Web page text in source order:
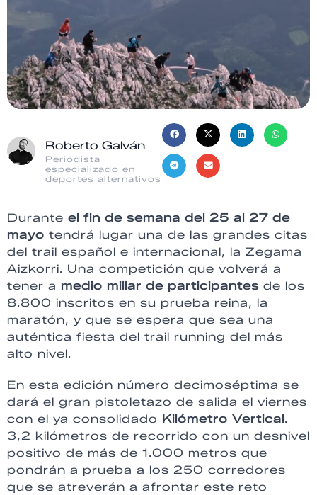
Roberto Galván
Periodista
especializado en
deportes alternativos
Durante el fin de semana del 25 al 27 de
mayo tendrá lugar una de las grandes citas
del trail español e internacional, la Zegama
Aizkorri. Una competición que volverá a
tener a medio millar de participantes de los
8.800 inscritos en su prueba reina, la
maratón, y que se espera que sea una
auténtica fiesta del trail running del más
alto nivel.
En esta edición número decimoséptima se
dará el gran pistoletazo de salida el viernes
con el ya consolidado Kilómetro Vertical.
3,2 kilómetros de recorrido con un desnivel
positivo de más de 1.000 metros que
pondrán a prueba a los 250 corredores
que se atreverán a afrontar este reto